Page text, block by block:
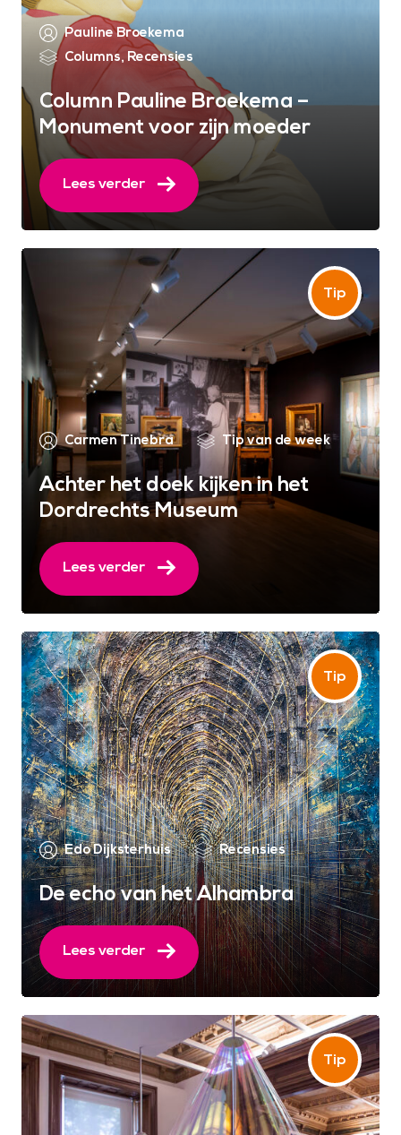
Pauline Broekema
Columns, Recensies
Column Pauline Broekema –
Monument voor zijn moeder
Lees verder
Carmen Tinebra Tip van de week
Achter het doek kijken in het
Dordrechts Museum
Lees verder
Edo Dijksterhuis Recensies
De echo van het Alhambra
Lees verder